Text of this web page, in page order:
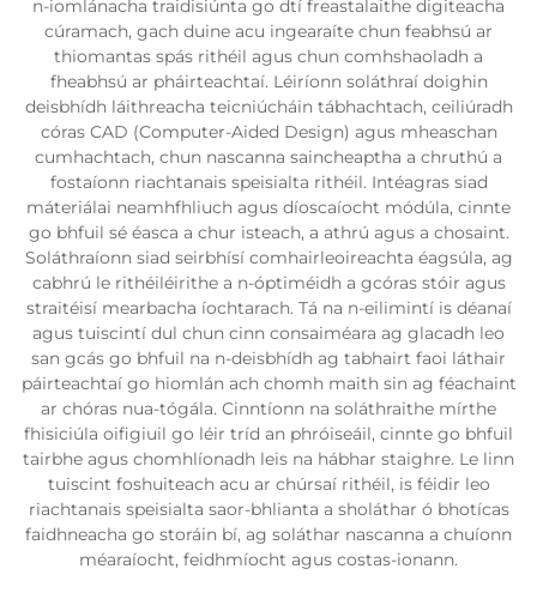
n-iomlánacha traidisiúnta go dtí freastalaithe digiteacha
cúramach, gach duine acu ingearaíte chun feabhsú ar
thiomantas spás rithéil agus chun comhshaoladh a
fheabhsú ar pháirteachtaí. Léiríonn soláthraí doighin
deisbhídh láithreacha teicniúcháin tábhachtach, ceiliúradh
córas CAD (Computer-Aided Design) agus mheaschan
cumhachtach, chun nascanna saincheaptha a chruthú a
fostaíonn riachtanais speisialta rithéil. Intéagras siad
máteriálai neamhfhliuch agus díoscaíocht módúla, cinnte
go bhfuil sé éasca a chur isteach, a athrú agus a chosaint.
Soláthraíonn siad seirbhísí comhairleoireachta éagsúla, ag
cabhrú le rithéiléirithe a n-óptiméidh a gcóras stóir agus
straitéisí mearbacha íochtarach. Tá na n-eilimintí is déanaí
agus tuiscintí dul chun cinn consaiméara ag glacadh leo
san gcás go bhfuil na n-deisbhídh ag tabhairt faoi láthair
páirteachtaí go hiomlán ach chomh maith sin ag féachaint
ar chóras nua-tógála. Cinntíonn na soláthraithe mírthe
fhisiciúla oifigiuil go léir tríd an phróiseáil, cinnte go bhfuil
tairbhe agus chomhlíonadh leis na hábhar staighre. Le linn
tuiscint foshuiteach acu ar chúrsaí rithéil, is féidir leo
riachtanais speisialta saor-bhlianta a sholáthar ó bhotícas
faidhneacha go storáin bí, ag soláthar nascanna a chuíonn
méaraíocht, feidhmíocht agus costas-ionann.